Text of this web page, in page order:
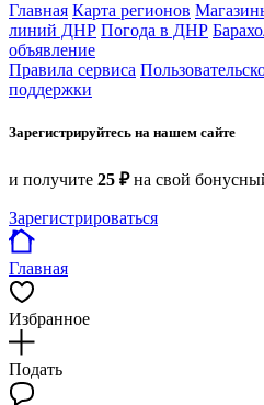
Главная Карта регионов
линий ДНР Погода в ДНР
объявление
Правила сервиса
поддержки
Зарегистрируйтесь на нашем сайте
и получите 25 ₽на свой
Зарегистрироваться
Главная
Избранное
Подать